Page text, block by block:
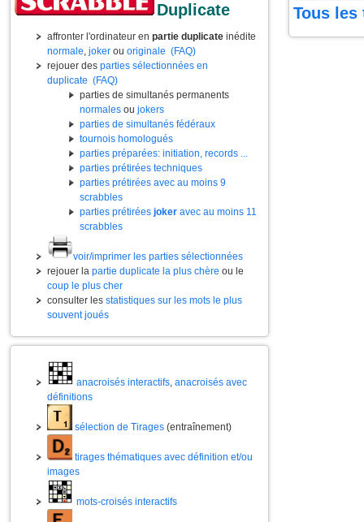
Duplicate
affronter l'ordinateur en partie duplicate inédite
normale, joker ou originale (FAQ)
rejouer des parties sélectionnées en
duplicate (FAQ)
parties de simultanés permanents
normales ou jokers
parties de simultanés fédéraux
tournois homologués
parties préparées: initiation, records ...
parties prétirées techniques
parties prétirées avec au moins 9
scrabbles
parties prétirées joker avec au moins 11
scrabbles
voir/imprimer les parties sélectionnées
rejouer la partie duplicate la plus chère ou le
coup le plus cher
consulter les statistiques sur les mots le plus
souvent joués
anacroisés interactifs, anacroisés avec
définitions
sélection de Tirages (entraînement)
tirages thématiques avec définition et/ou
images
mots-croisés interactifs
Tous les